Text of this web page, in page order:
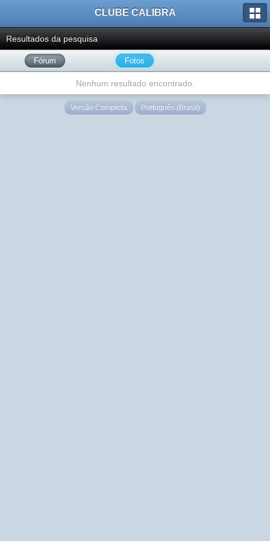
CLUBE CALIBRA
Resultados da pesquisa
Fórum Fotos
Nenhum resultado encontrado.
Versão Completa Português (Brasil)